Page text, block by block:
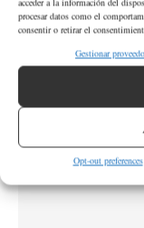
procesar datos como el
consentir o retirar el
Gestionar
Opt-out preferences
El Mundo
Leopoldo Morales - 24 de